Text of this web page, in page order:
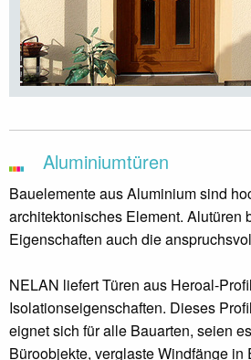
Aluminiumtüren
Bauelemente aus Aluminium sind
architektonisches Element. Alutüren
Eigenschaften auch die
NELAN liefert Türen aus Heroal-
Isolationseigenschaften. Dieses
eignet sich für alle Bauarten, seien
Büroobjekte, verglaste Windfänge in